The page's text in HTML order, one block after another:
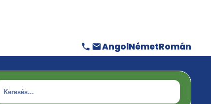
AngolNémetRomán
Keresés